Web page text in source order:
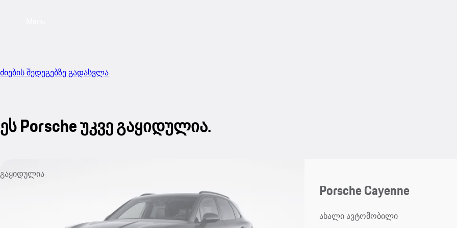
ძიების შედეგებზე გადასვლა
ეს Porsche უკვე გაყიდულია.
გაყიდულია
Porsche Cayenne
ახალი ავტომობილი